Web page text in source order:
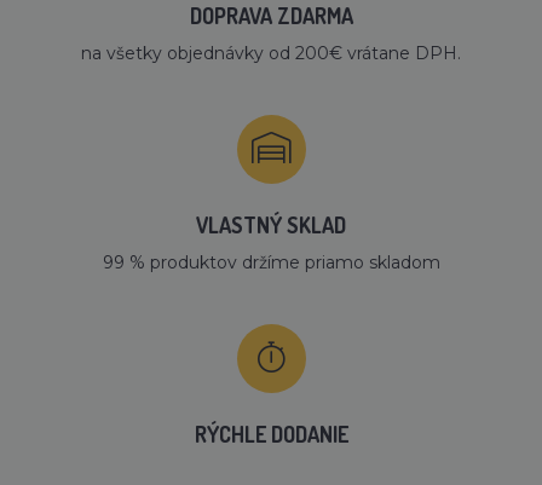
DOPRAVA ZDARMA
na všetky objednávky od 200€ vrátane DPH.
VLASTNÝ SKLAD
99 % produktov držíme priamo skladom
RÝCHLE DODANIE